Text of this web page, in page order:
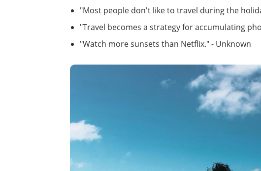
"Most people don't like to travel during the
"Travel becomes a strategy for accumulating
"Watch more sunsets than Netflix." - Unknown